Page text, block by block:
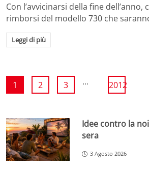
Con l’avvicinarsi della fine dell’anno,
rimborsi del modello 730 che
Leggi di più
1 2 3 ... 2012
Idee contro la
sera
3 Agosto 2026